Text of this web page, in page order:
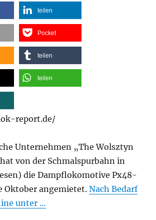
teilen
Pocket
teilen
teilen
report.de/
Unternehmen „The Wolsztyn
von der Schmalspurbahn in
die Dampflokomotive Px48-
Oktober angemietet.Nach Bedarf
unter …